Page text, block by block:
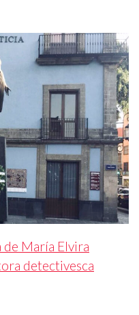
de María Elvira
detectivesca